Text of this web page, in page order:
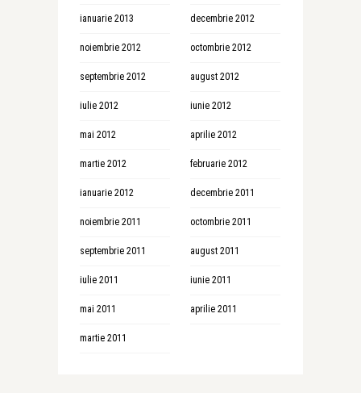
ianuarie 2013 decembrie 2012
noiembrie 2012 octombrie 2012
septembrie 2012 august 2012
iulie 2012 iunie 2012
mai 2012 aprilie 2012
martie 2012 februarie 2012
ianuarie 2012 decembrie 2011
noiembrie 2011 octombrie 2011
septembrie 2011 august 2011
iulie 2011 iunie 2011
mai 2011 aprilie 2011
martie 2011